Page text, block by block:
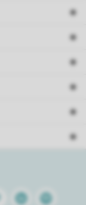
LinkedinSpotify